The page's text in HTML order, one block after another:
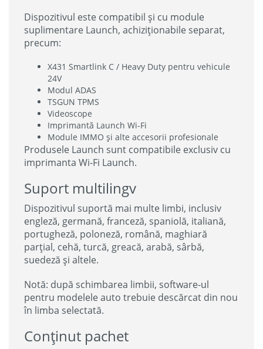
Dispozitivul este compatibil și cu module
suplimentare Launch, achiziționabile separat,
precum:
X431 Smartlink C / Heavy Duty pentru vehicule
24V
Modul ADAS
TSGUN TPMS
Videoscope
Imprimantă Launch Wi-Fi
Module IMMO și alte accesorii profesionale
Produsele Launch sunt compatibile exclusiv cu
imprimanta Wi-Fi Launch.
Suport multilingv
Dispozitivul suportă mai multe limbi, inclusiv
engleză, germană, franceză, spaniolă, italiană,
portugheză, poloneză, română, maghiară
parțial, cehă, turcă, greacă, arabă, sârbă,
suedeză și altele.
Notă: după schimbarea limbii, software-ul
pentru modelele auto trebuie descărcat din nou
în limba selectată.
Conținut pachet